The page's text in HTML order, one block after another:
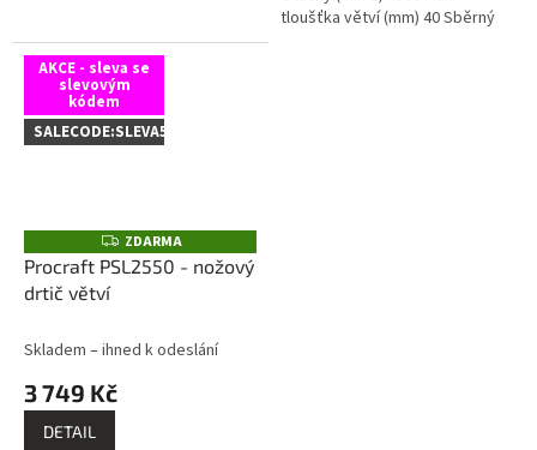
tloušťka větví (mm) 40 Sběrný
AKCE - sleva se
slevovým
kódem
SALECODE:SLEVA5:5:%
Z
D
A
ZDARMA
Procraft PSL2550 - nožový
drtič větví
Skladem – ihned k odeslání
3 749 Kč
DETAIL